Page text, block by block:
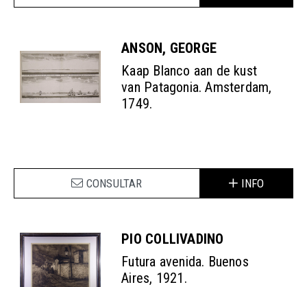
ANSON, GEORGE
Kaap Blanco aan de kust
van Patagonia. Amsterdam,
1749.
CONSULTAR INFO
PIO COLLIVADINO
Futura avenida. Buenos
Aires, 1921.